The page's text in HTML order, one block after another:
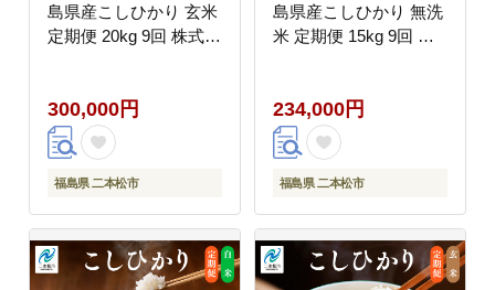
島県産こしひかり 玄米
定期便 20kg 9回 株式会
300,000円
福島県 二本松市
島県産こしひかり 無洗
米 定期便 15kg 9回 株
234,000円
福島県 二本松市